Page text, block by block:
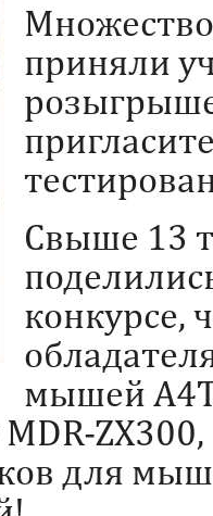
приняли
Свыше 13
конкурсе,
мышей
для